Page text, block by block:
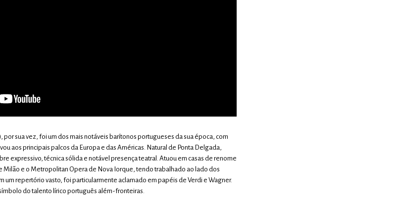
, por sua vez, foi um dos mais notáveis barítonos portugueses da sua época, com
aos principais palcos da Europa e das Américas. Natural de Ponta Delgada,
expressivo, técnica sólida e notável presença teatral. Atuou em casas de renome
Milão e o Metropolitan Opera de Nova Iorque, tendo trabalhado ao lado dos
um repertório vasto, foi particularmente aclamado em papéis de Verdi e Wagner.
do talento lírico português além-fronteiras.